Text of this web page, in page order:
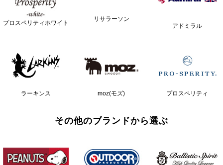
プロスペリティホワイト
リサラーソン
アドミラル
ラーキンス moz(モズ) プロスペリティ
その他のブランドから選ぶ